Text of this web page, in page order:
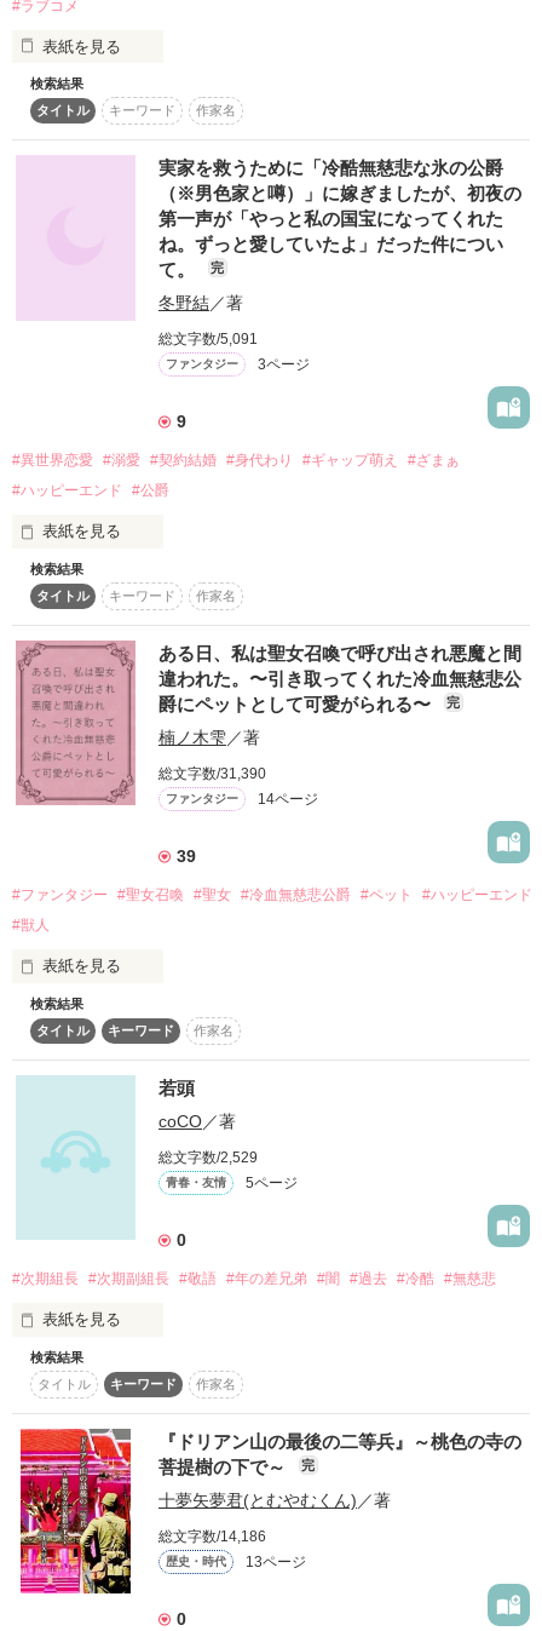
ャレンジ！～
500文字の不気味なテスト、募集中。
200文字でゾッ！こわい短編コンテスト
スターツ出版小説投稿サイト合同企画「1話からの長編大
賞」野いちご！会場
動画あり コミックあり
・
「ずいぶん可愛い声出すじゃんお前｣
「ダメだよ逃げたら、追いたくなるのが男の性…なんだから」
冷酷無慈悲の鳳凰総長
皇 隼太 ―ｽﾒﾗｷﾞ ﾊﾔﾀ―
×
読書が大好きな“ベル”候補！？
春野 七瀬 ―ﾊﾙﾉ ﾅﾅｾ―
~~~~~~~~~~~~~~~~~~~~~~~~~~~~~~~~~~~~~~~~
「人の心の痛みを知っているあなたは“獣”ではなく、愛し愛さ
｢今まで愛を知らなかった分、私が愛をたくさんあげるから…｣
真実の愛を求めて───
「今すぐ食らいたいほどお前を欲している」
━━━━━━━━━━━━━━━━━━━━━
鳳凰幹部メンバー
#ラブコメ
表紙を見る
✳
♡･*:.｡ ｡.:*･ﾟ♡･*:.｡ ｡.:*･ﾟ♡
『冷酷無慈悲な部長が夢中になるまで』
『冷酷無慈悲な副社長と結婚するまで』
『冷酷無慈悲な溺愛パパ編』
♡･*:.｡ ｡.:*･ﾟ♡･*:.｡ ｡.:*･ﾟ♡
こちらの上記の作品を、読んだ前提での番外編＆短編集となっ
ております。
（詳細説明を端折った、ゆるゆる文章でお送り予定なので、フ
ァン様限定公開とさせていただきます♡）
みなつきの自由気まま
ほのぼの・あまあまストーリー。
リクエストなども、いただけたら幸いです。
検索結果
タイトル
キーワード 作家名
実家を救うために「冷酷無慈悲な氷の公爵
（※男色家と噂）」に嫁ぎましたが、初夜の
第一声が「やっと私の国宝になってくれた
ね。ずっと愛していたよ」だった件につい
て。
完
冬野結／著
総文字数/5,091
ファンタジー 3ページ
9
#異世界恋愛 #溺愛 #契約結婚 #身代わり #ギャップ萌え
#ざまぁ
#ハッピーエンド
#公爵
表紙を見る
「人を殺すのが趣味」「男色家で、嫁いだ娘は皆おかしくな
る」——
そんな恐ろしい噂ばかりの“氷の公爵”クロード・ヴァレンシュ
タイン。
没落寸前の実家を救うため、伯爵令嬢エレナは継母に命じら
れ、その怪物公爵のもとへ身代わりとして嫁がされます。
殺されるかもしれない。
そう覚悟して震えながら迎えた初夜。
けれど、彼が放った第一声は——
「やっと私の国宝になってくれたね。ずっと、愛していたよ」
冷酷だという噂は、ぜんぶ嘘。
彼女を傷つける“悪い虫”を遠ざけるための、不器用な偽装でし
「君を傷つける奴は、私が許さない」と、過保護なほどに守ら
れて。
殺される覚悟は、いつしか蕩けるような幸せに変わっていきま
——そして、エレナが苦しんでいると思ってニヤニヤ様子を見
に来た継母と義妹は、公爵に姫抱っこされる彼女を見て、ショ
ックのあまり失神するのでした。
恐怖→溺愛の温度差にきゅんとしたい方へ。
検索結果
タイトル
キーワード 作家名
ある日、私は聖女召喚で呼び出され悪魔と間
違われた。〜引き取ってくれた冷血無慈悲公
爵にペットとして可愛がられる〜
完
楠ノ木雫／著
総文字数/31,390
ファンタジー 14ページ
39
#ファンタジー #聖女召喚 #聖女 #冷血無慈悲公爵 #ペット
#ハッピーエンド
#獣人
表紙を見る
気が付いた時には見知らぬ場所にいた。周りには複数の女性
達。そう、私達は《聖女》としてここに呼び出されたのだ。だ
けど、そこでいきなり私を悪魔だと剣を向ける者達がいて。殺
されはしなかったけれど、聖女ではないと認識され、冷血公爵
に押し付けられることになった。
私は断じて悪魔じゃありません！　見た目は真っ黒で丸い角
もあるけれど、悪魔ではなく……
※他の投稿サイトにも掲載しています。
検索結果
タイトル
キーワード 作家名
若頭
coCO／著
総文字数/2,529
青春・友情 5ページ
0
#次期組長 #次期副組長 #敬語 #年の差兄弟 #闇 #過去 #冷酷 #無慈悲
表紙を見る
極道若頭 四葉 早輝。
誰もが三度見する程の美貌を持つ。
早輝の弟 四葉 時雨。
早輝程ではないが二度見する美貌を持つ。
作品を読む
検索結果
タイトル
キーワード 作家名
『ドリアン山の最後の二等兵』～桃色の寺の
菩提樹の下で～
完
十夢矢夢君(とむやむくん) ／著
総文字数/14,186
歴史・時代 13ページ
0